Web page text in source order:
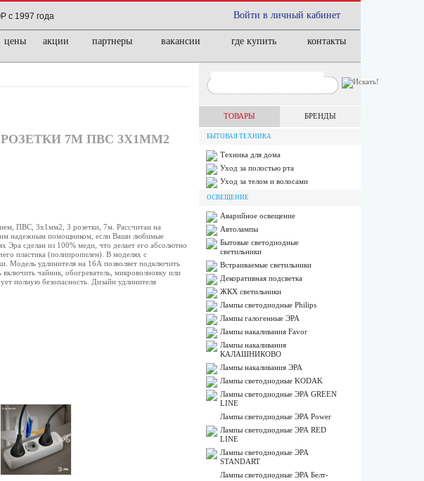
Войти в личный кабинет
1997 года
цены акции партнеры вакансии где купить контакты
7М ПВС 3X1ММ2
ПВС, 3x1мм2, 3 розетки, 7м. Рассчитан на
надежным помощником, если Ваши любимые
Эра сделан из 100% меди, что делает его абсолютно
пластика (полипропилен). В моделях с
Модель удлинителя на 16А позволяет подключить
чайник, обогреватель, микроволновку или
полную безопасность. Дизайн удлинителя
ТОВАРЫ БРЕНДЫ
БЫТОВАЯ ТЕХНИКА
Техника для дома
Уход за полостью рта
Уход за телом и волосами
ОСВЕЩЕНИЕ
Аварийное освещение
Автолампы
Бытовые светодиодные
светильники
Встраиваемые светильники
Декоративная подсветка
ЖКХ светильники
Лампы cветодиодные Philips
Лампы галогенные ЭРА
Лампы накаливания Favor
Лампы накаливания
КАЛАШНИКОВО
Лампы накаливания ЭРА
Лампы светодиодные KODAK
Лампы светодиодные ЭРА GREEN
LINE
Лампы светодиодные ЭРА Power
Лампы светодиодные ЭРА RED
LINE
Лампы светодиодные ЭРА
STANDART
Лампы светодиодные ЭРА Белт-